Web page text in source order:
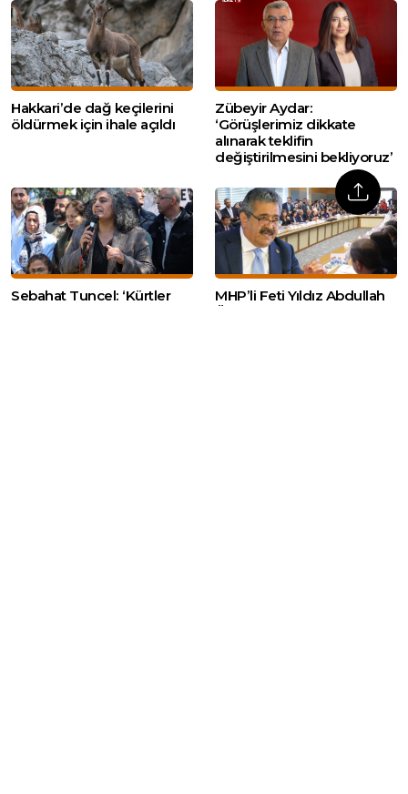
Hakkari’de dağ keçilerini
öldürmek için ihale açıldı
Zübeyir Aydar:
‘Görüşlerimiz dikkate
alınarak teklifin
değiştirilmesini bekliyoruz’
Sebahat Tuncel: ‘Kürtler
MHP’li Feti Yıldız Abdullah
Öcalan’ın çağrısını okudu